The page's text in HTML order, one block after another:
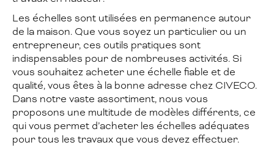
Les échelles sont utilisées en permanence autour
de la maison. Que vous soyez un particulier ou un
entrepreneur, ces outils pratiques sont
indispensables pour de nombreuses activités. Si
vous souhaitez acheter une échelle fiable et de
qualité, vous êtes à la bonne adresse chez CIVECO.
Dans notre vaste assortiment, nous vous
proposons une multitude de modèles différents, ce
qui vous permet d’acheter les échelles adéquates
pour tous les travaux que vous devez effectuer.